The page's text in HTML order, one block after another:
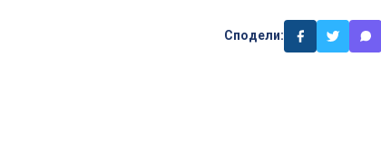
Сподели: